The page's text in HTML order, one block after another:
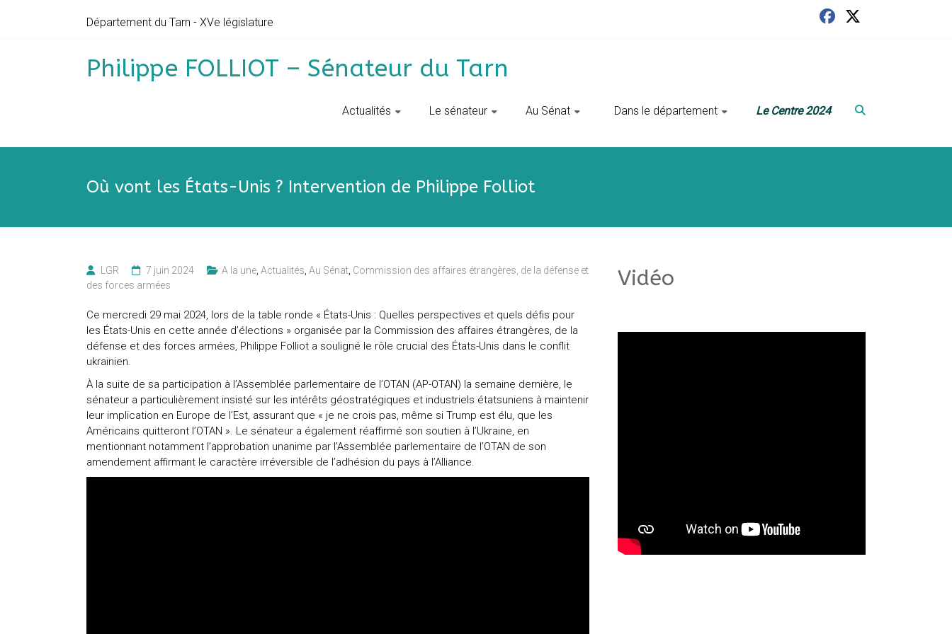
Département du Tarn - XVe législature
Philippe FOLLIOT – Sénateur du Tarn
Actualités Le sénateur Au Sénat ‎ ‎ Dans le département Le Centre 2024
Où vont les États-Unis ? Intervention de Philippe Folliot
LGR 7 juin 2024 A la une Actualités Au Sénat Commission des affaires étrangères, de la défense et
des forces armées
Ce mercredi 29 mai 2024, lors de la table ronde « États-Unis : Quelles perspectives et quels défis pour
les États-Unis en cette année d’élections » organisée par la Commission des affaires étrangères, de la
défense et des forces armées, Philippe Folliot a souligné le rôle crucial des États-Unis dans le conflit
ukrainien.
À la suite de sa participation à l’Assemblée parlementaire de l’OTAN (AP-OTAN) la semaine dernière, le
sénateur a particulièrement insisté sur les intérêts géostratégiques et industriels étatsuniens à maintenir
leur implication en Europe de l’Est, assurant que « je ne crois pas, même si Trump est élu, que les
Américains quitteront l’OTAN ». Le sénateur a également réaffirmé son soutien à l’Ukraine, en
mentionnant notamment l’approbation unanime par l’Assemblée parlementaire de l’OTAN de son
amendement affirmant le caractère irréversible de l’adhésion du pays à l’Alliance.
Vidéo